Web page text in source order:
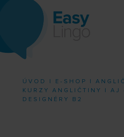
ÚVOD | E-SHOP |
KURZY ANGLIČTINY
| AJ
DESIGNÉRY B2